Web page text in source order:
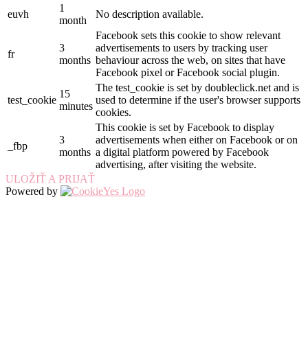
euvh
1
month
No description available.
fr
3
months
Facebook sets this cookie to show relevant
advertisements to users by tracking user
behaviour across the web, on sites that have
Facebook pixel or Facebook social plugin.
test_cookie
15
minutes
The test_cookie is set by doubleclick.net and is
used to determine if the user's browser supports
cookies.
_fbp
3
months
This cookie is set by Facebook to display
advertisements when either on Facebook or on
a digital platform powered by Facebook
advertising, after visiting the website.
ULOŽIŤ A PRIJAŤ
Powered by